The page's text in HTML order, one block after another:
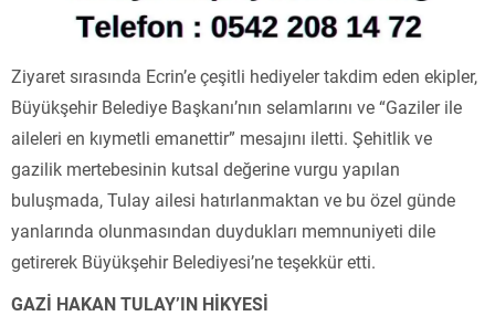
Ziyaret sırasında Ecrin’e çeşitli hediyeler takdim eden ekipler,
Büyükşehir Belediye Başkanı’nın selamlarını ve “Gaziler ile
aileleri en kıymetli emanettir” mesajını iletti. Şehitlik ve
gazilik mertebesinin kutsal değerine vurgu yapılan
buluşmada, Tulay ailesi hatırlanmaktan ve bu özel günde
yanlarında olunmasından duydukları memnuniyeti dile
getirerek Büyükşehir Belediyesi’ne teşekkür etti.
GAZİ HAKAN TULAY’IN HİKYESİ